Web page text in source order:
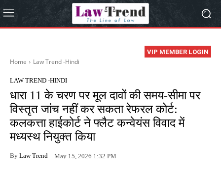
VIP MEMBER LOGIN
Home Law Trend -Hindi
LAW TREND -HINDI
धारा 11 के चरण पर मूल दावों की समय-सीमा पर
विस्तृत जांच नहीं कर सकता रेफरल कोर्ट:
कलकत्ता हाईकोर्ट ने फ्लैट कन्वेयंस विवाद में
मध्यस्थ नियुक्त किया
By Law Trend May 15, 2026 1:32 PM